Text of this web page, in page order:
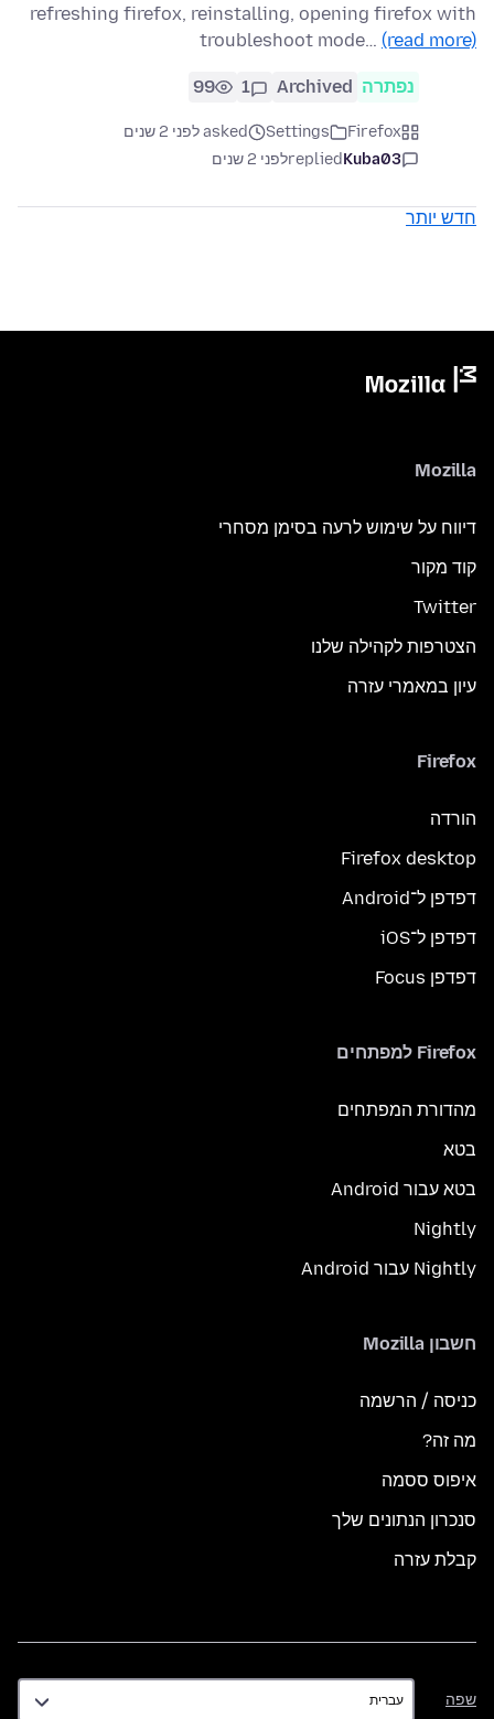
refreshing firefox, reinstalling, opening firefox with
troubleshoot mode… (read more)
נפתרה Archived
1
99
Firefox
Settings
asked לפני 2 שנים
Kuba03
repliedלפני 2 שנים
חדש יותר
Mozilla
דיווח על שימוש לרעה בסימן מסחרי
קוד מקור
Twitter
הצטרפות לקהילה שלנו
עיון במאמרי עזרה
Firefox
הורדה
Firefox desktop
דפדפן ל־Android
דפדפן ל־iOS
דפדפן Focus
Firefox למפתחים
מהדורת המפתחים
בטא
בטא עבור Android
Nightly
Nightly עבור Android
חשבון Mozilla
כניסה / הרשמה
מה זה?
איפוס ססמה
סנכרון הנתונים שלך
קבלת עזרה
שפה
שפה